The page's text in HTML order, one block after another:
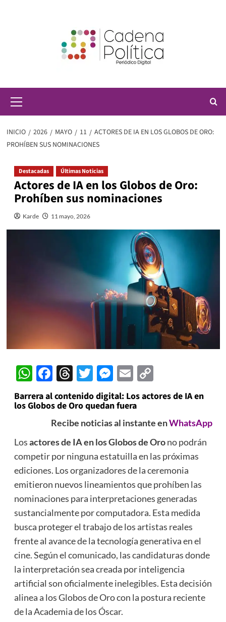
principal
INICIO 2026 MAYO 11
ACTORES DE IA EN LOS GLOBOS DE ORO:
PROHÍBEN SUS NOMINACIONES
Destacadas Últimas Noticias
Actores de IA en los Globos de Oro:
Prohíben sus nominaciones
Karde 11 mayo, 2026
WhatsApp
Facebook
Threads
Twitter
Messenger
EmailCopy
Link
Barrera al contenido digital: Los actores de IA en
los Globos de Oro quedan fuera
Recibe noticias al instante enWhatsApp
Losactores de IA en los Globos de Orono podrán
competir por ninguna estatuilla en las próximas
ediciones. Los organizadores de la ceremonia
emitieron nuevos lineamientos que prohíben las
nominaciones para interpretaciones generadas
sustancialmente por computadora. Esta medida
busca proteger el trabajo de los artistas reales
frente al avance de la tecnología generativa en el
cine. Según el comunicado, las candidaturas donde
la interpretación sea creada por inteligencia
artificial son oficialmente inelegibles. Esta decisión
alinea a los Globos de Oro con la postura reciente
de la Academia de los Óscar.